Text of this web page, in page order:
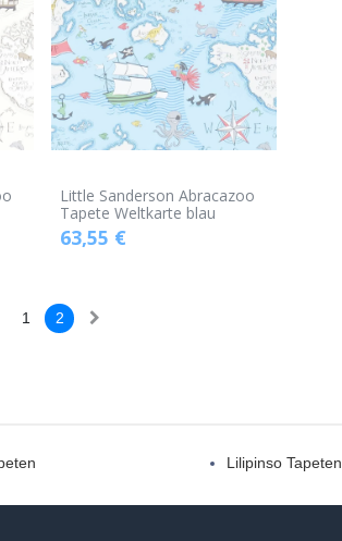
Little Sanderson Abracazoo
Tapete Weltkarte blau
63,55 €
1 2
Lilipinso Tapeten